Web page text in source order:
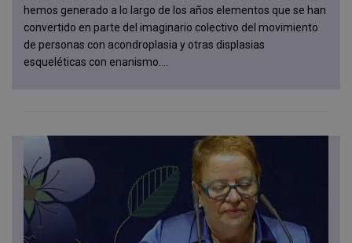
hemos generado a lo largo de los años elementos que se han
convertido en parte del imaginario colectivo del movimiento
de personas con acondroplasia y otras displasias
esqueléticas con enanismo....